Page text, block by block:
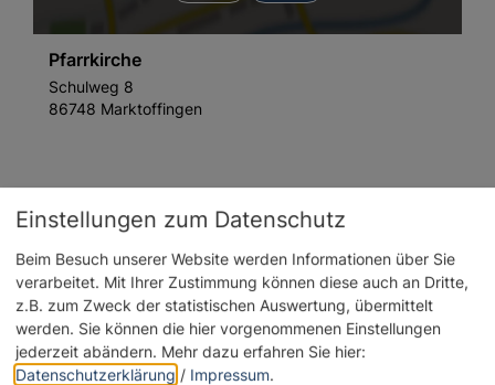
Pfarrkirche
Schulweg 8
86748 Marktoffingen
Info-Adresse
Pfarreiengemeinschaft
Schopfloher Str. 12
86742 Fremdingen
09086 235 E-Mail
Einstellungen zum Datenschutz
Beim Besuch unserer Website werden Informationen über Sie
verarbeitet. Mit Ihrer Zustimmung können diese auch an Dritte,
z.B. zum Zweck der statistischen Auswertung, übermittelt
werden. Sie können die hier vorgenommenen Einstellungen
jederzeit abändern. Mehr dazu erfahren Sie hier:
Datenschutzerklärung / Impressum.